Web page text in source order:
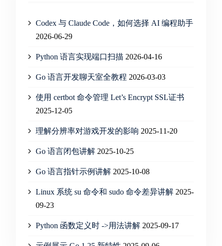
Codex 与 Claude Code，如何选择 AI 编程助手
2026-06-29
Python 语言实现端口扫描 2026-04-16
Go 语言开发聊天室全教程 2026-03-03
使用 certbot 命令管理 Let’s Encrypt SSL证书
2025-12-05
理解分辨率对游戏开发的影响 2025-11-20
Go 语言闭包讲解 2025-10-25
Go 语言指针示例讲解 2025-10-08
Linux 系统 su 命令和 sudo 命令差异讲解 2025-
09-23
Python 函数定义时 ->用法讲解 2025-09-17